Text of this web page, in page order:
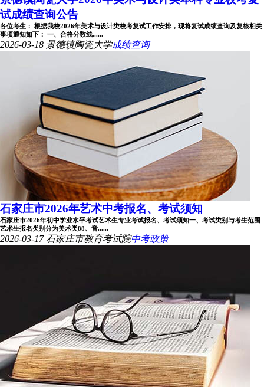
试成绩查询公告
各位考生： 根据我校2026年美术与设计类校考复试工作安排，现将复试成绩查询及复核相关
事项通知如下： 一、合格分数线......
2026-03-18 景德镇陶瓷大学成绩查询
石家庄市2026年艺术中考报名、考试须知
石家庄市2026年初中学业水平考试艺术生专业考试报名、考试须知一、考试类别与考生范围
艺术生报名类别分为美术类88、音......
2026-03-17 石家庄市教育考试院中考政策